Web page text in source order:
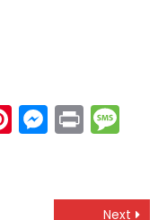
Pinterest
Print
Next